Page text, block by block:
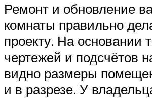
Ремонт и обновление
комнаты правильно
проекту. На основании
чертежей и подсчётов
видно размеры
и в разрезе. У